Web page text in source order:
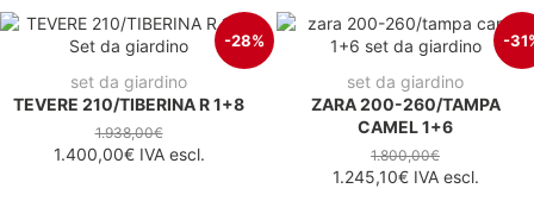
-28%
set da giardino
TEVERE 210/TIBERINA R 1+8
1.938,00€
1.400,00€IVA escl.
-
set da giardino
ZARA 200-260/TAMPA
CAMEL 1+6
1.800,00€
1.245,10€IVA escl.